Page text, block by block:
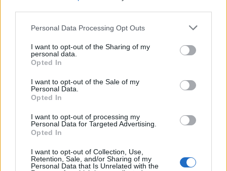
Personal Data Processing Opt Outs
I want to opt-out of the Sharing of my
personal data.
Opted In
I want to opt-out of the Sale of my
Personal Data.
Opted In
I want to opt-out of processing my
Personal Data for Targeted Advertising.
Opted In
I want to opt-out of Collection, Use,
Retention, Sale, and/or Sharing of my
Personal Data that Is Unrelated with the
Σύμφωνα με όσα ανέφερε στην εκπομπή ο
δημοσιογράφος Ανδρέας Καραγιάννης, η